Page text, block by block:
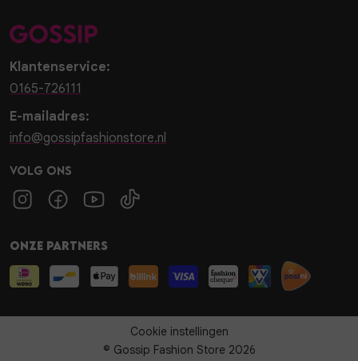
Klantenservice:
0165-726111
E-mailadres:
info@gossipfashionstore.nl
Volg ons
Onze partners
Cookie instellingen
© Gossip Fashion Store 2026